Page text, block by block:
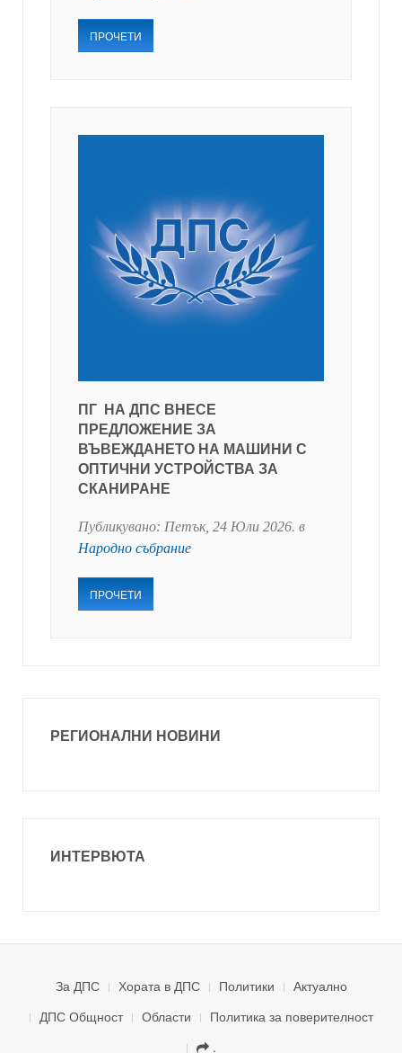
ПРОЧЕТИ
ПГ НА ДПС ВНЕСЕ
ПРЕДЛОЖЕНИЕ ЗА
ВЪВЕЖДАНЕТО НА МАШИНИ С
ОПТИЧНИ УСТРОЙСТВА ЗА
СКАНИРАНЕ
Публикувано: Петък, 24 Юли 2026. в
Народно събрание
ПРОЧЕТИ
РЕГИОНАЛНИ НОВИНИ
ИНТЕРВЮТА
За ДПС Хората в ДПС Политики
Актуално
ДПС Общност
Области
Политика за поверителност
.